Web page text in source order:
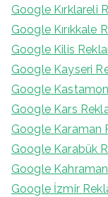
Google Kırklareli
Google Kırıkkale
Google Kilis
Google Kayseri
Google
Google Kars
Google Karaman
Google Karabük
Google
Google İzmir